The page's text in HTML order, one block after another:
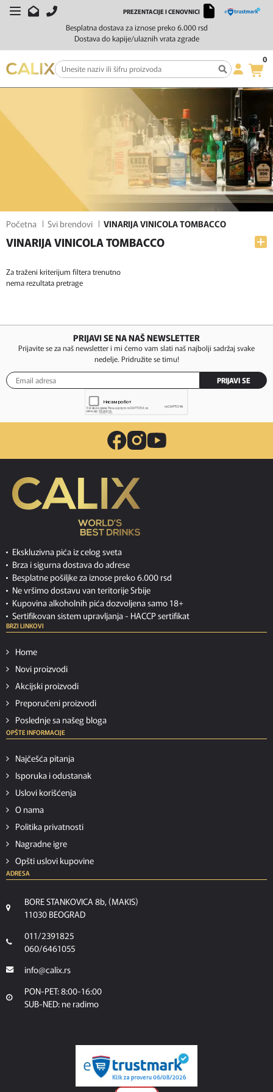
Besplatna dostava za iznose preko 6.000 rsd
Dostava do kapije/ulaznih vrata zgrade
PREZENTACIJE I CENOVNICI
0
Početna Svi brendovi VINARIJA VINICOLA TOMBACCO
VINARIJA VINICOLA TOMBACCO
FILTERI
SORTIRAJ
Za traženi kriterijum filtera trenutno
nema rezultata pretrage
PRIJAVI SE NA NAŠ NEWSLETTER
Prijavite se za naš newsletter i mi ćemo vam slati naš najbolji sadržaj svake
nedelje. Pridružite se timu!
PRIJAVI SE
Ekskluzivna pića iz celog sveta
Brza i sigurna dostava do adrese
Besplatne pošiljke za iznose preko 6.000 rsd
Ne vršimo dostavu van teritorije Srbije
Kupovina alkoholnih pića dozvoljena samo 18+
Sertifikovan sistem upravljanja - HACCP sertifikat
BRZI LINKOVI
Home
Novi proizvodi
Akcijski proizvodi
Preporučeni proizvodi
Poslednje sa našeg bloga
OPŠTE INFORMACIJE
Najčešća pitanja
Isporuka i odustanak
Uslovi korišćenja
O nama
Politika privatnosti
Nagradne igre
Opšti uslovi kupovine
ADRESA
BORE STANKOVICA 8b, (MAKIS)
11030 BEOGRAD
011/2391825
060/6461055
info@calix.rs
PON-PET: 8:00-16:00
SUB-NED: ne radimo